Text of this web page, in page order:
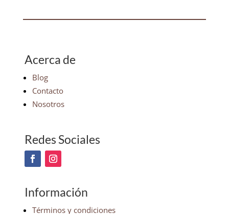
Acerca de
Blog
Contacto
Nosotros
Redes Sociales
Información
Términos y condiciones